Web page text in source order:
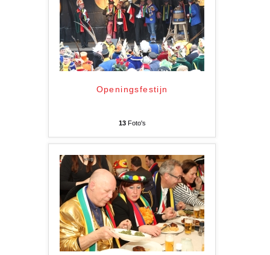
Openingsfestijn
13Foto's